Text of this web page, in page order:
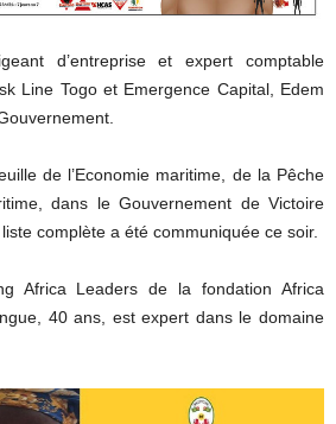
d’entreprise et expert comptable
Line Togo et Emergence Capital, Edem
de l’Economie maritime, de la Pêche
dans le Gouvernement de Victoire
complète a été communiquée ce soir.
Africa Leaders de la fondation Africa
40 ans, est expert dans le domaine